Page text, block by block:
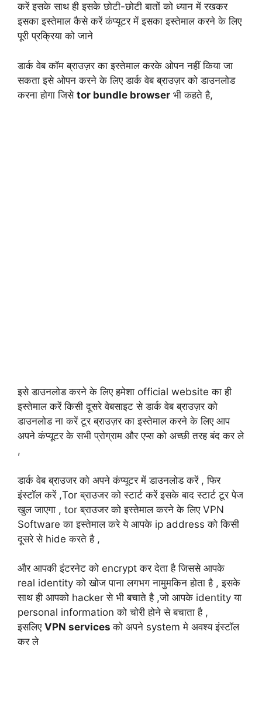
करें इसके साथ ही इसके छोटी-छोटी बातों को ध्यान में रखकर
इसका इस्तेमाल कैसे करें कंप्यूटर में इसका इस्तेमाल करने के लिए
पूरी प्रक्रिया को जाने
डार्क वेब कॉम ब्राउज़र का इस्तेमाल करके ओपन नहीं किया जा
सकता इसे ओपन करने के लिए डार्क वेब ब्राउज़र को डाउनलोड
करना होगा जिसे tor bundle browser भी कहते है,
इसे डाउनलोड करने के लिए हमेशा official website का ही
इस्तेमाल करें किसी दूसरे वेबसाइट से डार्क वेब ब्राउज़र को
डाउनलोड ना करें टूर ब्राउज़र का इस्तेमाल करने के लिए आप
अपने कंप्यूटर के सभी प्रोग्राम और एप्स को अच्छी तरह बंद कर ले
,
डार्क वेब ब्राउजर को अपने कंप्यूटर में डाउनलोड करें , फिर
इंस्टॉल करें ,Tor ब्राउजर को स्टार्ट करें इसके बाद स्टार्ट टूर पेज
खुल जाएगा , tor ब्राउजर को इस्तेमाल करने के लिए VPN
Software का इस्तेमाल करे ये आपके ip address को किसी
दूसरे से hide करते है ,
और आपकी इंटरनेट को encrypt कर देता है जिससे आपके
real identity को खोज पाना लगभग नामुमकिन होता है , इसके
साथ ही आपको hacker से भी बचाते है ,जो आपके identity या
personal information को चोरी होने से बचाता है ,
इसलिए VPN servicesको अपने system मे अवश्य इंस्टॉल
कर ले